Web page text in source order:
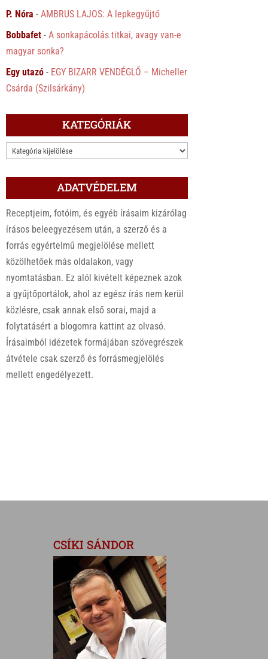
P. Nóra -AMBRUS LAJOS: A lepkegyűjtő
Bobbafet -A sonkapácolás titkai, avagy van-e
magyar sonka?
Egy utazó - EGY BIZARR VENDÉGLŐ – Micheller
Csárda (Szilsárkány)
KATEGÓRIÁK
KATEGÓRIÁK
ADATVÉDELEM
Receptjeim, fotóim, és egyéb írásaim kizárólag
írásos beleegyezésem után, a szerző és a
forrás egyértelmű megjelölése mellett
közölhetőek más oldalakon, vagy
nyomtatásban. Ez alól kivételt képeznek azok
a gyűjtőportálok, ahol az egész írás nem kerül
közlésre, csak annak első sorai, majd a
folytatásért a blogomra kattint az olvasó.
Írásaimból idézetek formájában szövegrészek
átvétele csak szerző és forrásmegjelölés
mellett engedélyezett.
CSÍKI SÁNDOR